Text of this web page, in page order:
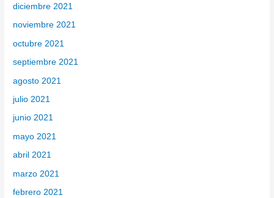
diciembre 2021
noviembre 2021
octubre 2021
septiembre 2021
agosto 2021
julio 2021
junio 2021
mayo 2021
abril 2021
marzo 2021
febrero 2021